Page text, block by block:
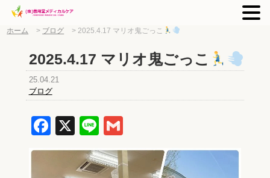
ホーム > ブログ >2025.4.17 マリオ鬼ごっこ
2025.4.17 マリオ鬼ごっこ
25.04.21
ブログ
Facebook
X Line